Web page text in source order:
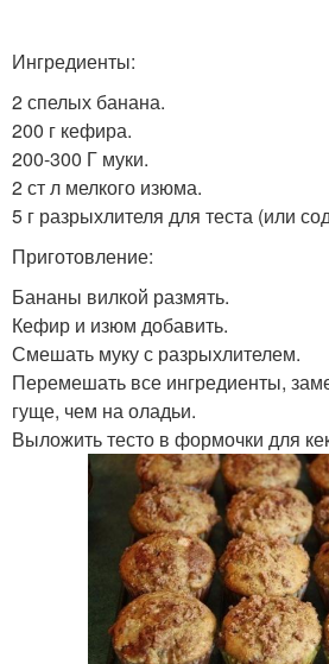
Ингредиенты:
2 спелых банана.
200 г кефира.
200-300 Г муки.
2 ст л мелкого изюма.
5 г разрыхлителя для теста (или
Приготовление:
Бананы вилкой размять.
Кефир и изюм добавить.
Смешать муку с разрыхлителем.
Перемешать все ингредиенты,
гуще, чем на оладьи.
Выложить тесто в формочки для